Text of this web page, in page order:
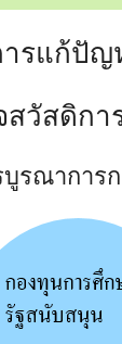
รแก้ปั
วัสดิกา
บูรณาการ